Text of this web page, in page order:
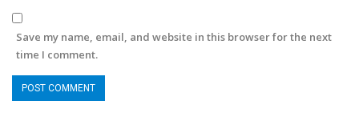
Save my name, email, and website in this browser for the next
time I comment.